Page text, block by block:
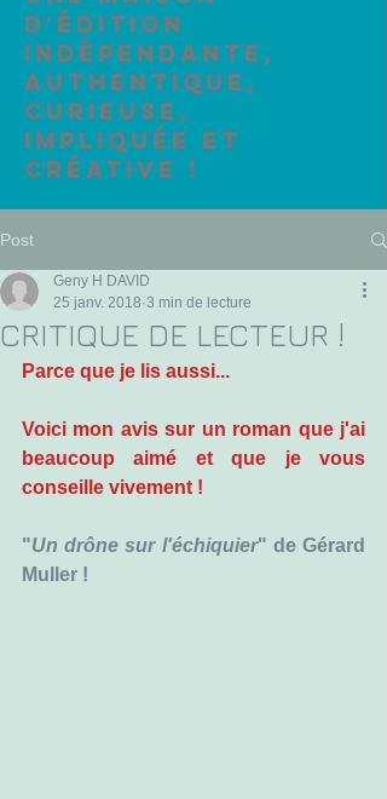
d'édition
indépendante,
authentique,
curieuse,
impliquée et
créative !
Post
CRITIQUE DE LECTEUR !
Geny H DAVID
25 janv. 2018 3 min de lecture
Parce que je lis aussi...
Voici mon avis sur un roman que j'ai
beaucoup aimé et que je vous
conseille vivement !
"Un drône sur l'échiquier" de Gérard
Muller !